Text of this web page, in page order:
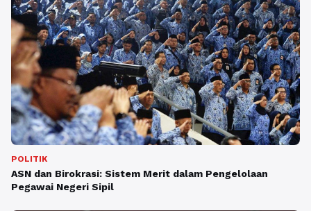
POLITIK
ASN dan Birokrasi: Sistem Merit dalam Pengelolaan
Pegawai Negeri Sipil